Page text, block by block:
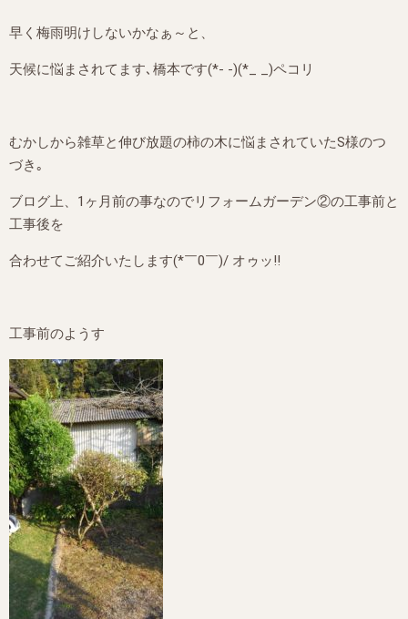
早く梅雨明けしないかなぁ～と、
天候に悩まされてます､橋本です(*- -)(*_ _)ペコリ
むかしから雑草と伸び放題の柿の木に悩まされていたS様のつ
づき｡
ブログ上、1ヶ月前の事なのでリフォームガーデン②の工事前と
工事後を
合わせてご紹介いたします(*￣0￣)/ オゥッ!!
工事前のようす